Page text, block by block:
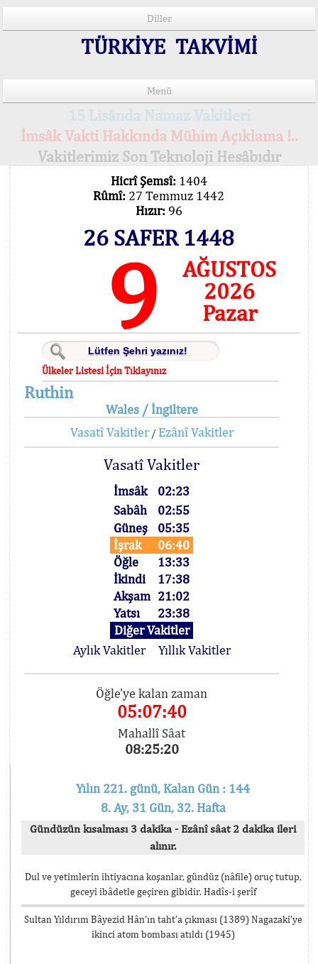
Diller
TÜRKİYE TAKVİMİ
Menü
İmsâk Vakti Hakkında Mühim Açıklama !..
Vakitlerimiz Son Teknoloji Hesâbıdır
Hicrî Şemsî: 1404
Rûmî: 27 Temmuz 1442
Hızır: 96
26 SAFER 1448
9
AĞUSTOS
2026
Pazar
Ülkeler Listesi İçin Tıklayınız
Ruthin
Wales / İngiltere
Vasatî Vakitler/ Ezânî Vakitler
Vasatî Vakitler
İmsâk
02:23
Sabâh
02:55
Güneş
05:35
İşrak
06:40
Öğle
13:33
İkindi
17:38
Akşam 21:02
Yatsı
23:38
Diğer Vakitler
Aylık Vakitler
Yıllık Vakitler
Öğle'ye kalan zaman
05:07:39
Mahallî Sâat
08:25:21
Yılın 221. günü, Kalan Gün : 144
8. Ay, 31 Gün, 32. Hafta
Gündüzün kısalması 3 dakika - Ezânî sâat 2 dakika ileri
alınır.
Dul ve yetimlerin ihtiyacına koşanlar, gündüz (nâfile) oruç tutup,
geceyi ibâdetle geçiren gibidir. Hadîs-i şerîf
Sultan Yıldırım Bâyezid Hân’ın taht’a çıkması (1389) Nagazaki’ye
ikinci atom bombası atıldı (1945)